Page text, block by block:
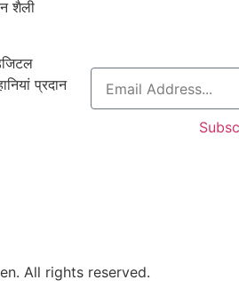
शैली
प्रदान
All rights reserved.